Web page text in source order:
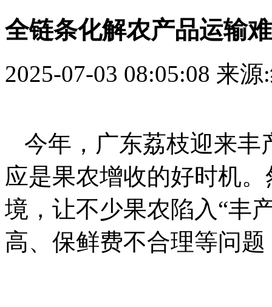
全链条化解农产品运输难
2025-07-03 08:05:08 来源
今年，广东荔枝迎来丰
应是果农增收的好时机
境，让不少果农陷入“丰
高、保鲜费不合理等问